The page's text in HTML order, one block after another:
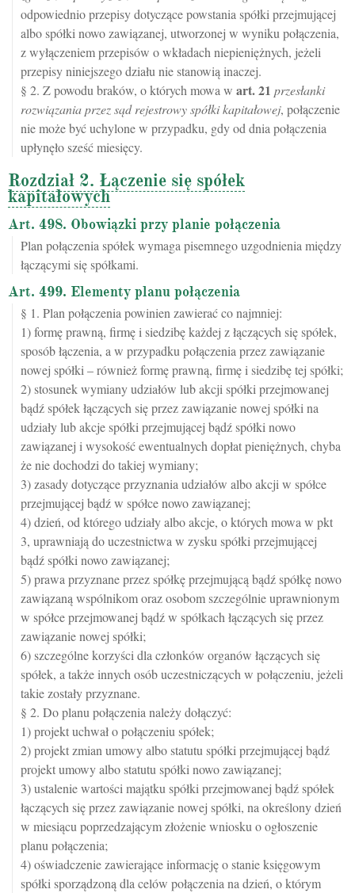
odpowiednio przepisy dotyczące powstania spółki przejmującej
albo spółki nowo zawiązanej, utworzonej w wyniku połączenia,
z wyłączeniem przepisów o wkładach niepieniężnych, jeżeli
przepisy niniejszego działu nie stanowią inaczej.
§ 2. Z powodu braków, o których mowa w art.21 przesłanki
rozwiązania przez sąd rejestrowy spółki kapitałowej, połączenie
nie może być uchylone w przypadku, gdy od dnia połączenia
upłynęło sześć miesięcy.
Rozdział 2. Łączenie się spółek
kapitałowych
Art. 498. Obowiązki przy planie połączenia
Plan połączenia spółek wymaga pisemnego uzgodnienia między
łączącymi się spółkami.
Art. 499. Elementy planu połączenia
§ 1. Plan połączenia powinien zawierać co najmniej:
1) formę prawną, firmę i siedzibę każdej z łączących się spółek,
sposób łączenia, a w przypadku połączenia przez zawiązanie
nowej spółki – również formę prawną, firmę i siedzibę tej spółki;
2) stosunek wymiany udziałów lub akcji spółki przejmowanej
bądź spółek łączących się przez zawiązanie nowej spółki na
udziały lub akcje spółki przejmującej bądź spółki nowo
zawiązanej i wysokość ewentualnych dopłat pieniężnych, chyba
że nie dochodzi do takiej wymiany;
3) zasady dotyczące przyznania udziałów albo akcji w spółce
przejmującej bądź w spółce nowo zawiązanej;
4) dzień, od którego udziały albo akcje, o których mowa w pkt
3, uprawniają do uczestnictwa w zysku spółki przejmującej
bądź spółki nowo zawiązanej;
5) prawa przyznane przez spółkę przejmującą bądź spółkę nowo
zawiązaną wspólnikom oraz osobom szczególnie uprawnionym
w spółce przejmowanej bądź w spółkach łączących się przez
zawiązanie nowej spółki;
6) szczególne korzyści dla członków organów łączących się
spółek, a także innych osób uczestniczących w połączeniu, jeżeli
takie zostały przyznane.
§ 2. Do planu połączenia należy dołączyć:
1) projekt uchwał o połączeniu spółek;
2) projekt zmian umowy albo statutu spółki przejmującej bądź
projekt umowy albo statutu spółki nowo zawiązanej;
3) ustalenie wartości majątku spółki przejmowanej bądź spółek
łączących się przez zawiązanie nowej spółki, na określony dzień
w miesiącu poprzedzającym złożenie wniosku o ogłoszenie
planu połączenia;
4) oświadczenie zawierające informację o stanie księgowym
spółki sporządzoną dla celów połączenia na dzień, o którym